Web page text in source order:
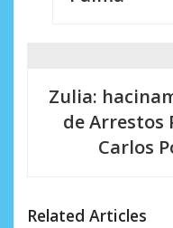
n
Zulia:
de Arrestos
Carlos
Related Articles